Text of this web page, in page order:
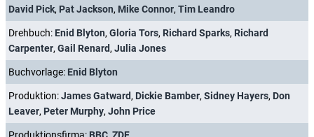
David Pick, Pat Jackson, Mike Connor, Tim Leandro
Drehbuch: Enid Blyton, Gloria Tors, Richard Sparks, Richard
Carpenter, Gail Renard, Julia Jones
Buchvorlage: Enid Blyton
Produktion:James Gatward, Dickie Bamber, Sidney Hayers, Don
Leaver, Peter Murphy, John Price